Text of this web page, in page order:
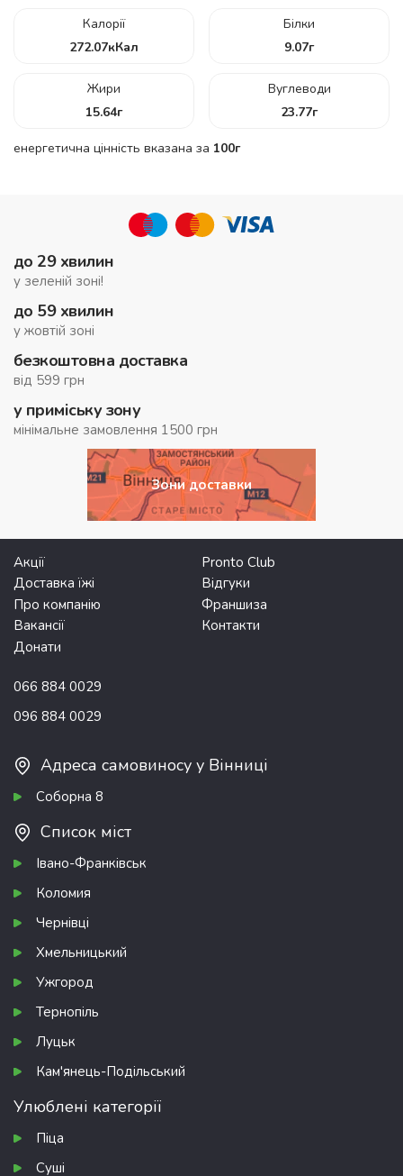
Калорії
272.07кКал
Білки
9.07г
Жири
15.64г
Вуглеводи
23.77г
енергетична цінність вказана за 100г
до 29 хвилин
у зеленій зоні!
до 59 хвилин
у жовтій зоні
безкоштовна доставка
від 599 грн
у приміську зону
мінімальне замовлення 1500 грн
Зони доставки
Акції
Pronto Club
Доставка їжі
Відгуки
Про компанію
Франшиза
Вакансії
Контакти
Донати
066 884 0029
096 884 0029
Адреса самовиносу у Вінниці
Соборна 8
Список міст
Івано-Франківськ
Коломия
Чернівці
Хмельницький
Ужгород
Тернопіль
Луцьк
Кам'янець-Подільський
Улюблені категорії
Піца
Суші